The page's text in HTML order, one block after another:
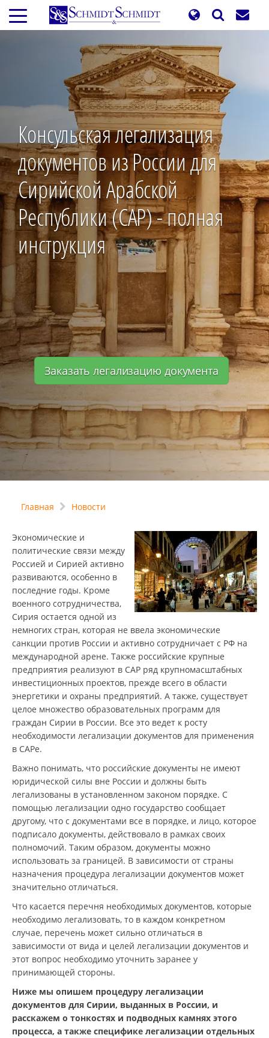
Перейти
основному
Консульская легализация
документов из России для
Сирийской Арабской
Республики (САР) - полная
инструкция
Заказать легализацию документа
Главная Новости
Экономические и
политические связи между
Россией и Сирией активно
развиваются, особенно в
последние годы. Кроме
военного сотрудничества,
Сирия остается одной из
немногих стран, которая не ввела экономические
санкции против России и активно сотрудничает с РФ на
международной арене. Также российские крупные
предприятия реализуют в САР ряд крупномасштабных
инвестиционных проектов, прежде всего в области
энергетики и охраны предприятий. А также, существует
целое множество образовательных программ для
граждан Сирии в России. Все это ведет к росту
необходимости легализации документов для применения
в САРе.
Важно понимать, что российские документы не имеют
юридической силы вне России и должны быть
легализованы в установленном законом порядке. С
помощью легализации одно государство сообщает
другому, что с документами все в порядке, и лицо, которое
подписало документы, действовало в рамках своих
полномочий. Таким образом, документы можно
использовать за границей. В зависимости от страны
назначения процедура легализации документов может
значительно отличаться.
Что касается перечня необходимых документов, которые
необходимо легализовать, то в каждом конкретном
случае, перечень может сильно отличаться в
зависимости от вида и целей легализации документов и
этот вопрос необходимо уточнить заранее у
принимающей стороны.
Ниже мы опишем процедуру легализации
документов для Сирии, выданных в России, и
расскажем о тонкостях и подводных камнях этого
процесса, а также специфике легализации отдельных